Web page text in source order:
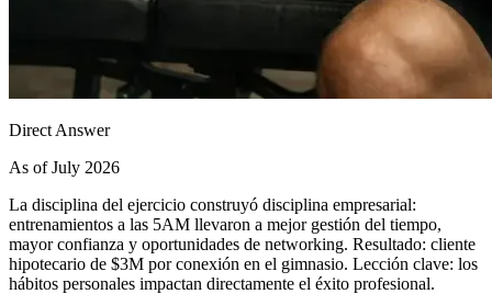
Direct Answer
As of July 2026
La disciplina del ejercicio construyó disciplina empresarial:
entrenamientos a las 5AM llevaron a mejor gestión del tiempo,
mayor confianza y oportunidades de networking. Resultado: cliente
hipotecario de $3M por conexión en el gimnasio. Lección clave: los
hábitos personales impactan directamente el éxito profesional.